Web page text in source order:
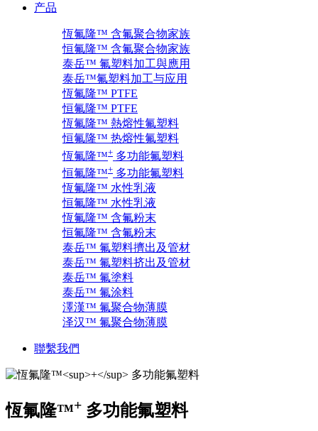
产品
恆氟隆™ 含氟聚合物家族
恒氟隆™ 含氟聚合物家族
泰岳™ 氟塑料加工與應用
泰岳™氟塑料加工与应用
恆氟隆™ PTFE
恒氟隆™ PTFE
恆氟隆™ 熱熔性氟塑料
恒氟隆™ 热熔性氟塑料
恆氟隆™+ 多功能氟塑料
恒氟隆™+ 多功能氟塑料
恆氟隆™ 水性乳液
恒氟隆™ 水性乳液
恆氟隆™ 含氟粉末
恒氟隆™ 含氟粉末
泰岳™ 氟塑料擠出及管材
泰岳™ 氟塑料挤出及管材
泰岳™ 氟塗料
泰岳™ 氟涂料
澤漢™ 氟聚合物薄膜
泽汉™ 氟聚合物薄膜
聯繫我們
恆氟隆™+ 多功能氟塑料